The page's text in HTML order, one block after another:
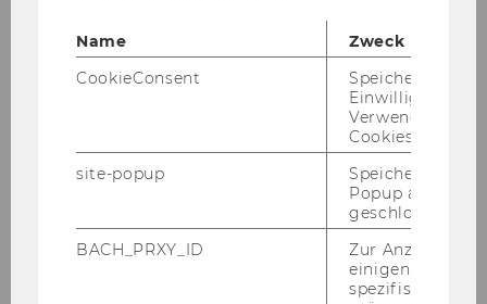
Spezialisierung Transportwirtschaft und
Name
Zweck
CookieConsent
Speichert Ihre
Einwilligung zur
Verwendung von
Cookies.
site-popup
Speichert ob ein
Popup
geschlossen
BACH_PRXY_ID
Zur Anzeige von
einigen WU-
spezifischen